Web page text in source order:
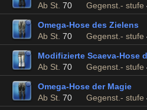
Ab St. 70 Gegenst.- stufe
Omega-Hose des Zielens
Ab St. 70 Gegenst.- stufe
Modifizierte Scaeva-Hose
Ab St. 70 Gegenst.- stufe
Omega-Hose der Magie
Ab St. 70 Gegenst.- stufe